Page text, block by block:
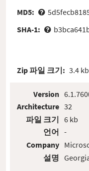
MD5:
SHA-1:
Zip 파일 크기: 3.4 kb
Version
Architecture
파일 크기
언어
Company
설명
32
6 kb
-